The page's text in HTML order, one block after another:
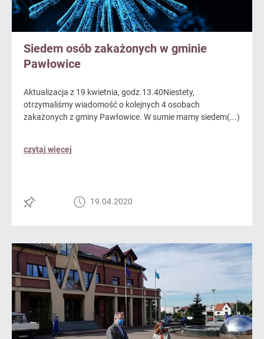
Siedem osób zakażonych w gminie
Pawłowice
Aktualizacja z 19 kwietnia, godz.13.40Niestety,
otrzymaliśmy wiadomość o kolejnych 4 osobach
zakażonych z gminy Pawłowice. W sumie mamy siedem(...)
czytaj więcej
19.04.2020